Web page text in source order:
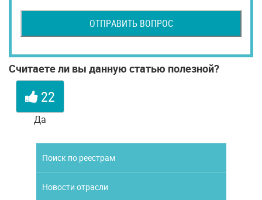
ОТПРАВИТЬ ВОПРОС
Считаете ли вы данную статью полезной?
22
Да
Поиск по реестрам
Новости отрасли